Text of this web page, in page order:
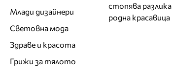
стопява
родна
Млади дизайнери
Световна мода
Здраве и красота
Грижи за тялото